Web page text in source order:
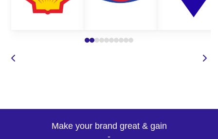
Make your brand great & gain
-